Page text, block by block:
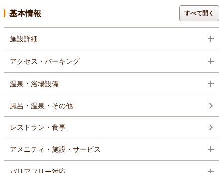
基本情報 すべて開く
施設詳細
アクセス・パーキング
温泉・浴場設備
風呂・温泉・その他
レストラン・食事
アメニティ・施設・サービス
バリアフリー対応